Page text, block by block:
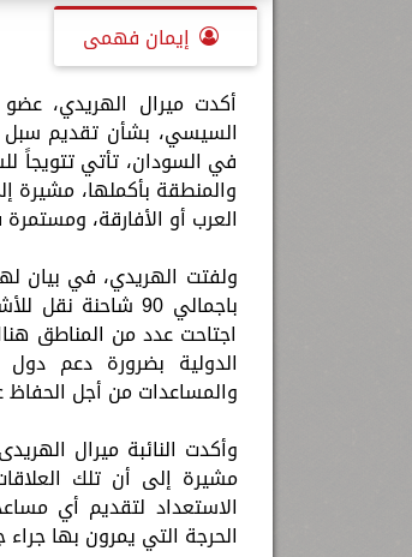
إيمان فهمى
أكدت ميرال الهريدي،
السيسي، بشأن تقديم سبل
في السودان، تأتي تتويجاً
والمنطقة بأكملها، مشيرة
العرب أو الأفارقة،
ولفتت الهريدي، في بيان
باجمالي 90
اجتاحت عدد من المناطق
الدولية بضرورة دعم دول
والمساعدات من أجل الحفاظ
وأكدت النائبة ميرال
مشيرة إلى أن تلك
الاستعداد لتقديم أي
الحرجة التي يمرون بها